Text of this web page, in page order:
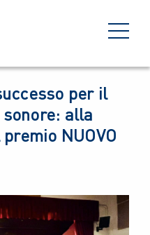
per il
alla
NUOVO